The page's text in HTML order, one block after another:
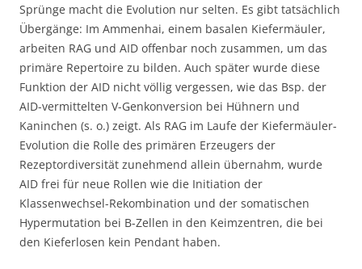
Sprünge macht die Evolution nur selten. Es gibt tatsächlich
Übergänge: Im Ammenhai, einem basalen Kiefermäuler,
arbeiten RAG und AID offenbar noch zusammen, um das
primäre Repertoire zu bilden. Auch später wurde diese
Funktion der AID nicht völlig vergessen, wie das Bsp. der
AID-vermittelten V-Genkonversion bei Hühnern und
Kaninchen (s. o.) zeigt. Als RAG im Laufe der Kiefermäuler-
Evolution die Rolle des primären Erzeugers der
Rezeptordiversität zunehmend allein übernahm, wurde
AID frei für neue Rollen wie die Initiation der
Klassenwechsel-Rekombination und der somatischen
Hypermutation bei B-Zellen in den Keimzentren, die bei
den Kieferlosen kein Pendant haben.